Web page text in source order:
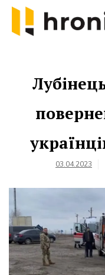
Skip
content
03.04.2023